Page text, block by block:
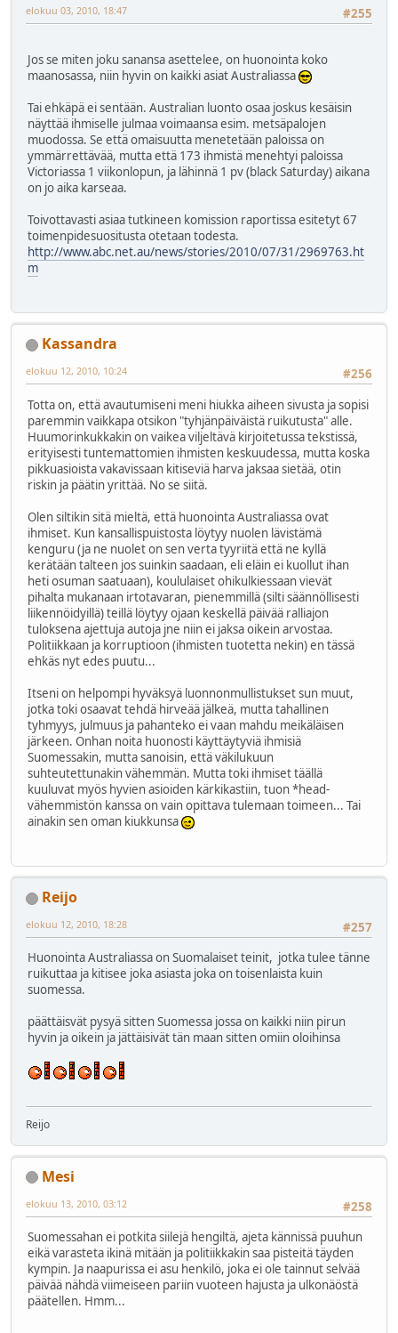
#255
elokuu 03, 2010, 18:47
Jos se miten joku sanansa asettelee, on huonointa koko
maanosassa, niin hyvin on kaikki asiat Australiassa
Tai ehkäpä ei sentään. Australian luonto osaa joskus kesäisin
näyttää ihmiselle julmaa voimaansa esim. metsäpalojen
muodossa. Se että omaisuutta menetetään paloissa on
ymmärrettävää, mutta että 173 ihmistä menehtyi paloissa
Victoriassa 1 viikonlopun, ja lähinnä 1 pv (black Saturday) aikana
on jo aika karseaa.
Toivottavasti asiaa tutkineen komission raportissa esitetyt 67
toimenpidesuositusta otetaan todesta.
http://www.abc.net.au/news/stories/2010/07/31/2969763.ht
m
Kassandra
#256
elokuu 12, 2010, 10:24
Totta on, että avautumiseni meni hiukka aiheen sivusta ja sopisi
paremmin vaikkapa otsikon "tyhjänpäiväistä ruikutusta" alle.
Huumorinkukkakin on vaikea viljeltävä kirjoitetussa tekstissä,
erityisesti tuntemattomien ihmisten keskuudessa, mutta koska
pikkuasioista vakavissaan kitiseviä harva jaksaa sietää, otin
riskin ja päätin yrittää. No se siitä.
Olen siltikin sitä mieltä, että huonointa Australiassa ovat
ihmiset. Kun kansallispuistosta löytyy nuolen lävistämä
kenguru (ja ne nuolet on sen verta tyyriitä että ne kyllä
kerätään talteen jos suinkin saadaan, eli eläin ei kuollut ihan
heti osuman saatuaan), koululaiset ohikulkiessaan vievät
pihalta mukanaan irtotavaran, pienemmillä (silti säännöllisesti
liikennöidyillä) teillä löytyy ojaan keskellä päivää ralliajon
tuloksena ajettuja autoja jne niin ei jaksa oikein arvostaa.
Politiikkaan ja korruptioon (ihmisten tuotetta nekin) en tässä
ehkäs nyt edes puutu...
Itseni on helpompi hyväksyä luonnonmullistukset sun muut,
jotka toki osaavat tehdä hirveää jälkeä, mutta tahallinen
tyhmyys, julmuus ja pahanteko ei vaan mahdu meikäläisen
järkeen. Onhan noita huonosti käyttäytyviä ihmisiä
Suomessakin, mutta sanoisin, että väkilukuun
suhteutettunakin vähemmän. Mutta toki ihmiset täällä
kuuluvat myös hyvien asioiden kärkikastiin, tuon *head-
vähemmistön kanssa on vain opittava tulemaan toimeen... Tai
ainakin sen oman kiukkunsa
Reijo
#257
elokuu 12, 2010, 18:28
Huonointa Australiassa on Suomalaiset teinit, jotka tulee tänne
ruikuttaa ja kitisee joka asiasta joka on toisenlaista kuin
suomessa.
päättäisvät pysyä sitten Suomessa jossa on kaikki niin pirun
hyvin ja oikein ja jättäisivät tän maan sitten omiin oloihinsa
Reijo
Mesi
#258
elokuu 13, 2010, 03:12
Suomessahan ei potkita siilejä hengiltä, ajeta kännissä puuhun
eikä varasteta ikinä mitään ja politiikkakin saa pisteitä täyden
kympin. Ja naapurissa ei asu henkilö, joka ei ole tainnut selvää
päivää nähdä viimeiseen pariin vuoteen hajusta ja ulkonäöstä
päätellen. Hmm...